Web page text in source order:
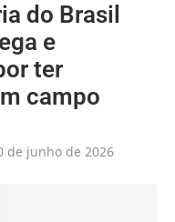
do Brasil
e
ter
campo
de junho de 2026